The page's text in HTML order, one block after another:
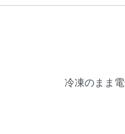
冷凍のまま